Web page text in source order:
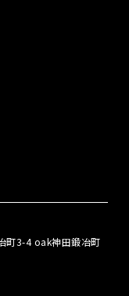
町3-4 oak神田鍛冶町